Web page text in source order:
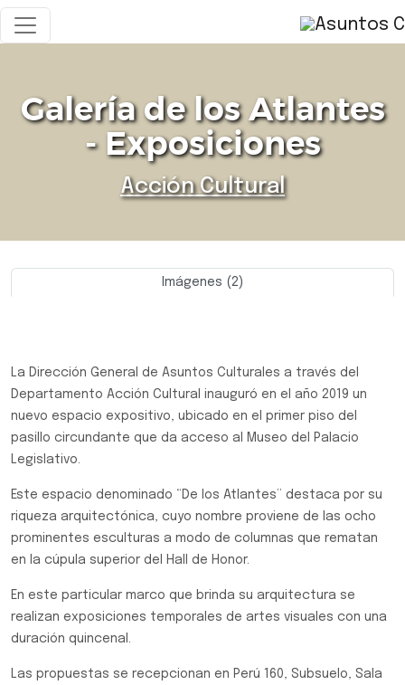
Galería de los Atlantes
- Exposiciones
Acción Cultural
Imágenes (2)
La Dirección General de Asuntos Culturales a través del
Departamento Acción Cultural inauguró en el año 2019 un
nuevo espacio expositivo, ubicado en el primer piso del
pasillo circundante que da acceso al Museo del Palacio
Legislativo.
Este espacio denominado “De los Atlantes” destaca por su
riqueza arquitectónica, cuyo nombre proviene de las ocho
prominentes esculturas a modo de columnas que rematan
en la cúpula superior del Hall de Honor.
En este particular marco que brinda su arquitectura se
realizan exposiciones temporales de artes visuales con una
duración quincenal.
Las propuestas se recepcionan en Perú 160, Subsuelo, Sala